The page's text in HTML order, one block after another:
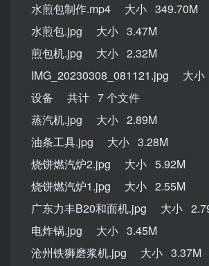
水煎包制作.mp4 大小 349.70M
水煎包.jpg 大小 3.47M
煎包机.jpg 大小 2.32M
IMG_20230308_081121.jpg 大
设备 共计 7 个文件
蒸汽机.jpg 大小 2.89M
油条工具.jpg 大小 3.28M
烧饼燃汽炉2.jpg 大小 5.92M
烧饼燃汽炉1.jpg 大小 2.55M
广东力丰B20和面机.jpg 大小
电炸锅.jpg 大小 3.45M
沧州铁狮磨浆机.jpg 大小 3.37M